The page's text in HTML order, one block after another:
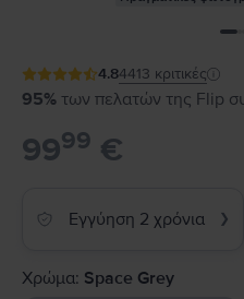
4.84413 κριτικές
95% των πελατών της Flip
9999 €
Εγγύηση 2 χρόνια ❯
Χρώμα: Space Grey